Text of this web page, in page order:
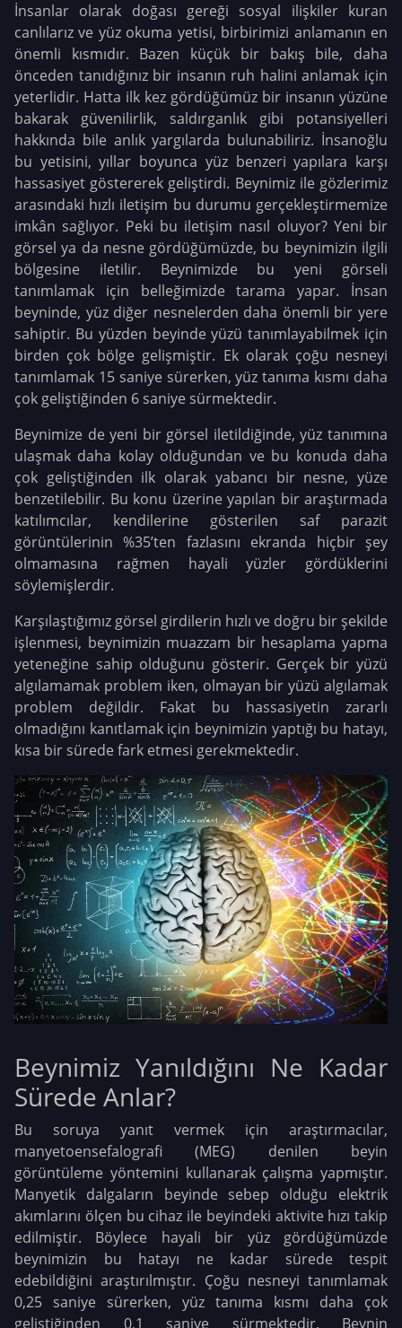
İnsanlar olarak doğası gereği sosyal ilişkiler kuran
canlılarız ve yüz okuma yetisi, birbirimizi anlamanın en
önemli kısmıdır. Bazen küçük bir bakış bile, daha
önceden tanıdığınız bir insanın ruh halini anlamak için
yeterlidir. Hatta ilk kez gördüğümüz bir insanın yüzüne
bakarak güvenilirlik, saldırganlık gibi potansiyelleri
hakkında bile anlık yargılarda bulunabiliriz. İnsanoğlu
bu yetisini, yıllar boyunca yüz benzeri yapılara karşı
hassasiyet göstererek geliştirdi. Beynimiz ile gözlerimiz
arasındaki hızlı iletişim bu durumu gerçekleştirmemize
imkân sağlıyor. Peki bu iletişim nasıl oluyor? Yeni bir
görsel ya da nesne gördüğümüzde, bu beynimizin ilgili
bölgesine iletilir. Beynimizde bu yeni görseli
tanımlamak için belleğimizde tarama yapar. İnsan
beyninde, yüz diğer nesnelerden daha önemli bir yere
sahiptir. Bu yüzden beyinde yüzü tanımlayabilmek için
birden çok bölge gelişmiştir. Ek olarak çoğu nesneyi
tanımlamak 15 saniye sürerken, yüz tanıma kısmı daha
çok geliştiğinden 6 saniye sürmektedir.
Beynimize de yeni bir görsel iletildiğinde, yüz tanımına
ulaşmak daha kolay olduğundan ve bu konuda daha
çok geliştiğinden ilk olarak yabancı bir nesne, yüze
benzetilebilir. Bu konu üzerine yapılan bir araştırmada
katılımcılar, kendilerine gösterilen saf parazit
görüntülerinin %35’ten fazlasını ekranda hiçbir şey
olmamasına rağmen hayali yüzler gördüklerini
söylemişlerdir.
Karşılaştığımız görsel girdilerin hızlı ve doğru bir şekilde
işlenmesi, beynimizin muazzam bir hesaplama yapma
yeteneğine sahip olduğunu gösterir. Gerçek bir yüzü
algılamamak problem iken, olmayan bir yüzü algılamak
problem değildir. Fakat bu hassasiyetin zararlı
olmadığını kanıtlamak için beynimizin yaptığı bu hatayı,
kısa bir sürede fark etmesi gerekmektedir.
Beynimiz Yanıldığını Ne Kadar
Sürede Anlar?
Bu soruya yanıt vermek için araştırmacılar,
manyetoensefalografi (MEG) denilen beyin
görüntüleme yöntemini kullanarak çalışma yapmıştır.
Manyetik dalgaların beyinde sebep olduğu elektrik
akımlarını ölçen bu cihaz ile beyindeki aktivite hızı takip
edilmiştir. Böylece hayali bir yüz gördüğümüzde
beynimizin bu hatayı ne kadar sürede tespit
edebildiğini araştırılmıştır. Çoğu nesneyi tanımlamak
0,25 saniye sürerken, yüz tanıma kısmı daha çok
geliştiğinden 0,1 saniye sürmektedir. Beynin